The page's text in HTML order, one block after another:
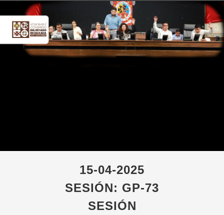
15-04-2025
SESIÓN: GP-73
SESIÓN